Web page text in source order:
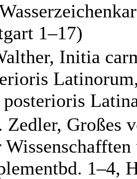
1–17)
Initia
posterioris
Zedler, Großes
1–4,